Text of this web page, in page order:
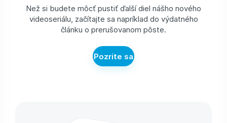
Než si budete môcť pustiť ďalší diel nášho nového
videoseriálu, začítajte sa napríklad do výdatného
článku o prerušovanom pôste.
Pozrite sa